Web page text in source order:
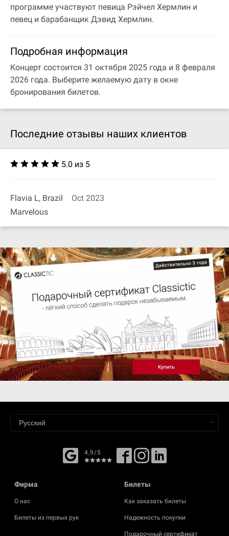
программе участвуют певица Рэйчел Хермлин и
певец и барабанщик Дэвид Хермлин.
Подробная информация
Концерт состоится 31 октября 2025 года и 8 февраля
2026 года. Выберите желаемую дату в окне
бронирования билетов.
Последние отзывы наших клиентов
5.0 из 5
Flavia L, Brazil
Oct 2023
Marvelous
4,9/5
Фирма
О нас
Билеты из первых рук
Билеты
Как заказать билеты
Надежность покупки
Подарочный сертификат